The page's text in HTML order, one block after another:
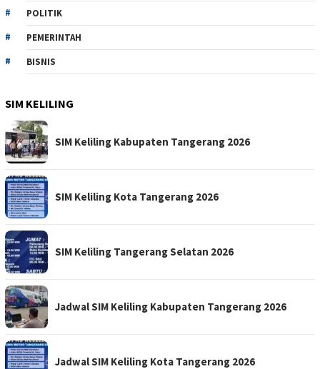
POLITIK
PEMERINTAH
BISNIS
SIM KELILING
SIM Keliling Kabupaten Tangerang 2026
SIM Keliling Kota Tangerang 2026
SIM Keliling Tangerang Selatan 2026
Jadwal SIM Keliling Kabupaten Tangerang 2026
Jadwal SIM Keliling Kota Tangerang 2026